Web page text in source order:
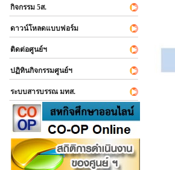
กิจกรรม 5ส.
ดาวน์โหลดแบบฟอร์ม
ติดต่อศูนย์ฯ
ปฏิทินกิจกรรมศูนย์ฯ
ระบบสารบรรณ มทส.